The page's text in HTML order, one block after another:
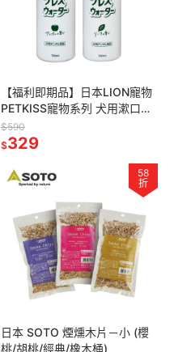
【福利即期品】日本LION寵物
PETKISS寵物系列 犬用漱口水
150ml_薄荷 (有效
期:2026.08.03)
$590
$329
58
折
日本 SOTO 煙燻木片－小 (櫻
桃/胡桃/經典/橡木桶)